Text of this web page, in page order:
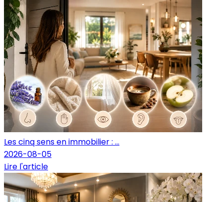
Les cinq sens en immobilier : ...
2026-08-05
Lire l'article